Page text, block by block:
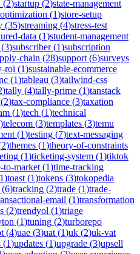
(2)startup (2)state-management
(1)store-setup
(35)streaming (4)stress-test
data (1)student-management
(3)subscriber(1)subscription
chain (28)support (6)surveys
roi (1)sustainable-ecommerce
(1)tableau (3)tailwind-css
)tally (4)tally-prime (1)tanstack
(2)tax-compliance (3)taxation
(1)tech (1)technical
)telecom (3)templates (3)temu
(1)testing (7)text-messaging
2)themes (1)theory-of-constraints
(1)ticketing-system (1)tiktok
to-market (1)time-tracking
1)toast (1)tokens (3)tokopedia
(6)tracking (2)trade (1)trade-
email (1)transformation
(2)trendyol (1)triage
(1)tuning (2)turborepo
(4)uae (3)uat (1)uk (2)uk-vat
(1)updates (1)upgrade (3)upsell